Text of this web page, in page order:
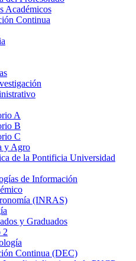
Académicos
Continua
A
B
C
y Agro
de la Pontificia Universidad
de Información
(INRAS)
y Graduados
2
Continua (DEC)